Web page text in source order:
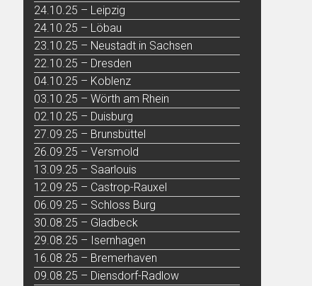
24.10.25 – Leipzig
24.10.25 – Löbau
23.10.25 – Neustadt in Sachsen
22.10.25 – Dresden
04.10.25 – Koblenz
03.10.25 – Wörth am Rhein
02.10.25 – Duisburg
27.09.25 – Brunsbüttel
26.09.25 – Versmold
13.09.25 – Saarlouis
12.09.25 – Castrop-Rauxel
06.09.25 – Schloss Burg
30.08.25 – Gladbeck
29.08.25 – Isernhagen
16.08.25 – Bremerhaven
09.08.25 – Diensdorf-Radlow